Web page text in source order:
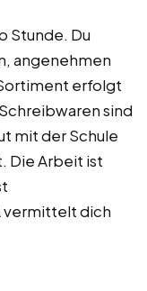
Stunde. Du
angenehmen
erfolgt
sind
mit der Schule
Die Arbeit ist
vermittelt dich